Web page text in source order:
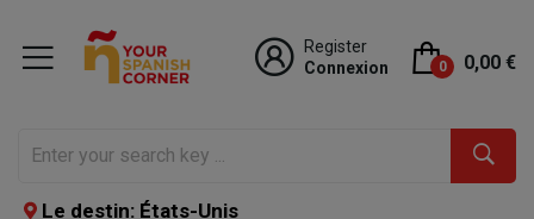
Register
Connexion
0 0,00 €
Le destin: États-Unis